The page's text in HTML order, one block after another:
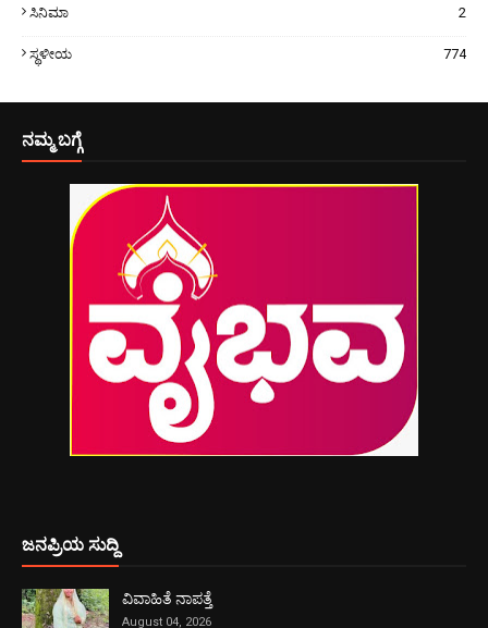
ಸಿನಿಮಾ 2
ಸ್ಥಳೀಯ 774
ನಮ್ಮ ಬಗ್ಗೆ
ಜನಪ್ರಿಯ ಸುದ್ದಿ
ವಿವಾಹಿತೆ ನಾಪತ್ತೆ
August 04, 2026